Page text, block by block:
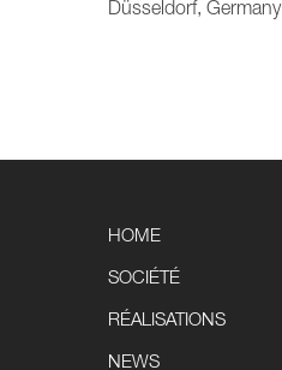
Düsseldorf, Germany
HOME
SOCIÉTÉ
RÉALISATIONS
NEWS